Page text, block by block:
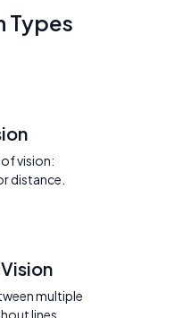
Types
vision:
distance.
multiple
lines.